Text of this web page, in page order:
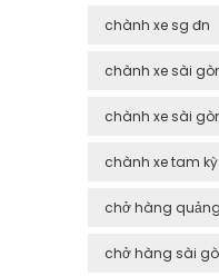
chành xe sg đn
chành xe sài
chành xe sài
chành xe tam kỳ
chở hàng
chở hàng sài